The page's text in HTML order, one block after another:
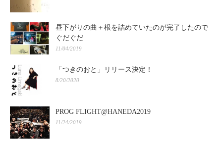
昼下がりの曲＋根を詰めていたのが完了したので
ぐだぐだ
11/04/2019
「つきのおと」リリース決定！
8/20/2020
PROG FLIGHT@HANEDA2019
11/24/2019